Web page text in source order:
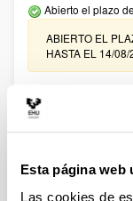
Esta página web
Las cookies de
Abierto el plazo
ABIERTO EL
HASTA EL 14/08/
Ayudas para
infraestructura
UPV/EHU 2026
25/03/2026:
solicitudes